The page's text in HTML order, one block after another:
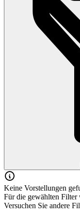
Keine Vorstellungen
Für die gewählten Filter
Versuchen Sie andere